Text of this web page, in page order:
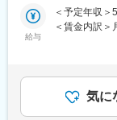
など幅広い
ーのほとん
《職種に関し
■MRとは主
す。担当施
営業活動を
人々の命を
まずはご入社
していただき
資格取得と
給与
＜予定年収＞
＜賃金内訳
手当支給す
日当（1日
月・3月）※平
気に